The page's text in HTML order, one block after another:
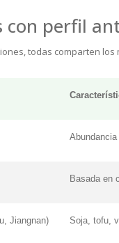
con perfil
todas comparten
Basada en
Jiangnan) Soja, tofu,